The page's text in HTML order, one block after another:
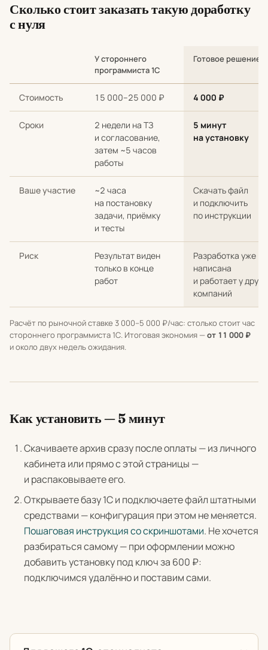
Сколько стоит заказать такую доработку
с нуля
У стороннего
программиста 1С
Готовое решение
Стоимость 15 000–25 000 ₽ 4 000 ₽
Сроки
2 недели на ТЗ
и согласование,
затем ~5 часов
работы
5 минут
на установку
Ваше участие
~2 часа
на постановку
задачи, приёмку
и тесты
Скачать файл
и подключить
по инструкции
Риск
Результат виден
только в конце
работ
Разработка уже
написана
и работает у
компаний
Расчёт по рыночной ставке 3 000–5 000 ₽/час: столько стоит час
стороннего программиста 1С. Итоговая экономия —от 11 000 ₽
и около двух недель ожидания.
Как установить — 5 минут
Скачиваете архив сразу после оплаты — из личного
кабинета или прямо с этой страницы —
и распаковываете его.
Открываете базу 1С и подключаете файл штатными
средствами — конфигурация при этом не меняется.
Пошаговая инструкция со скриншотами. Не хочется
разбираться самому — при оформлении можно
добавить установку под ключ за 600 ₽:
подключимся удалённо и поставим сами.